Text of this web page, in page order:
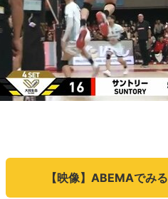
【映像】ABEMAでみる